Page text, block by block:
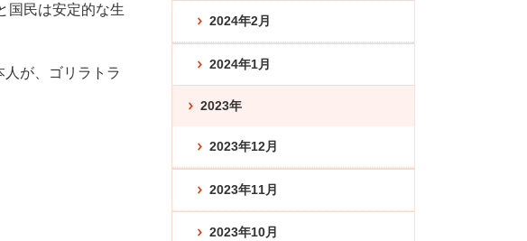
国民は安定的な生
が、ゴリラトラ
2024年2月
2024年1月
2023年
2023年12月
2023年11月
2023年10月